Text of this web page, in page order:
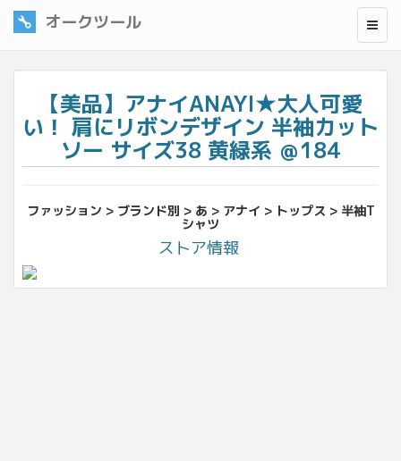
オークツール
【美品】アナイANAYI★大人可愛
い！ 肩にリボンデザイン 半袖カット
ソー サイズ38 黄緑系 ＠184
ファッション > ブランド別 > あ > アナイ > トップス > 半袖T
シャツ
ストア情報